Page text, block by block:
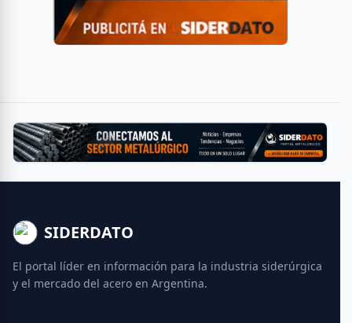
SIDERDATO
El portal líder en información para la industria siderúrgica
y el mercado del acero en Argentina.